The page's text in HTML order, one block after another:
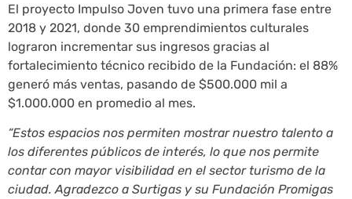
El proyecto Impulso Joven tuvo una primera fase entre
2018 y 2021, donde 30 emprendimientos culturales
lograron incrementar sus ingresos gracias al
fortalecimiento técnico recibido de la Fundación: el 88%
generó más ventas, pasando de $500.000 mil a
$1.000.000 en promedio al mes.
“Estos espacios nos permiten mostrar nuestro talento a
los diferentes públicos de interés, lo que nos permite
contar con mayor visibilidad en el sector turismo de la
ciudad. Agradezco a Surtigas y su Fundación Promigas